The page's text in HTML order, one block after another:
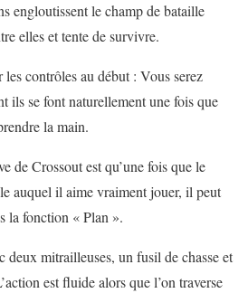
engloutissent le champ de bataille
elles et tente de survivre.
contrôles au début : Vous serez
ils se font naturellement une fois que
la main.
de Crossout est qu’une fois que le
auquel il aime vraiment jouer, il peut
la fonction « Plan ».
deux mitrailleuses, un fusil de chasse et
est fluide alors que l’on traverse